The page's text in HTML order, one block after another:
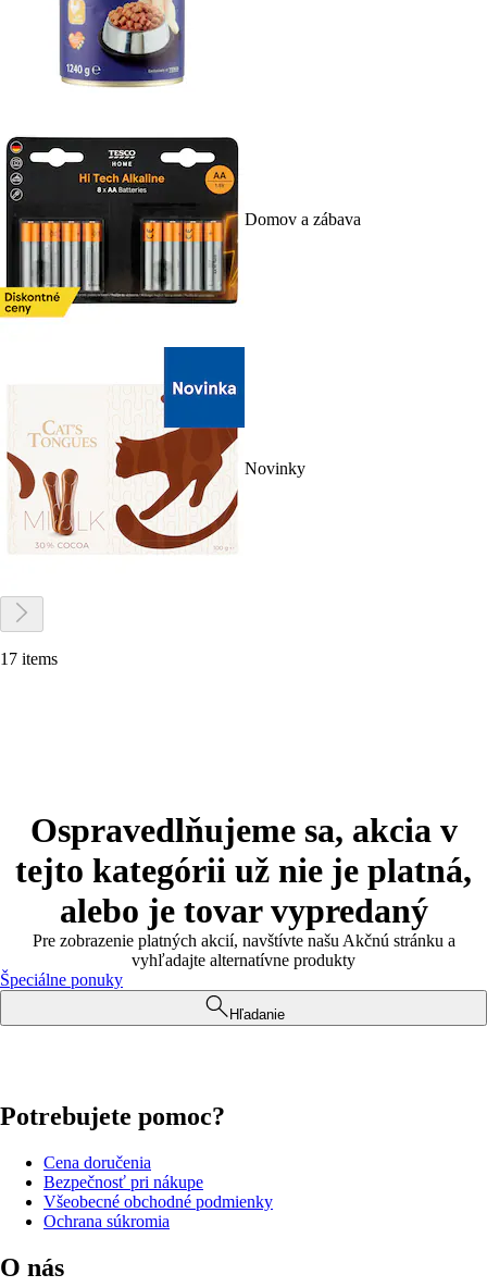
Domov a zábava
Novinky
17 items
Ospravedlňujeme sa, akcia v
tejto kategórii už nie je platná,
alebo je tovar vypredaný
Pre zobrazenie platných akcií, navštívte našu Akčnú stránku a
vyhľadajte alternatívne produkty
Špeciálne ponuky
Hľadanie
Potrebujete pomoc?
Cena doručenia
Bezpečnosť pri nákupe
Všeobecné obchodné podmienky
Ochrana súkromia
O nás